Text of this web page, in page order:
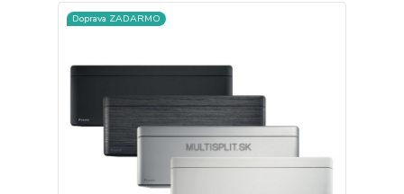
Doprava ZADARMO